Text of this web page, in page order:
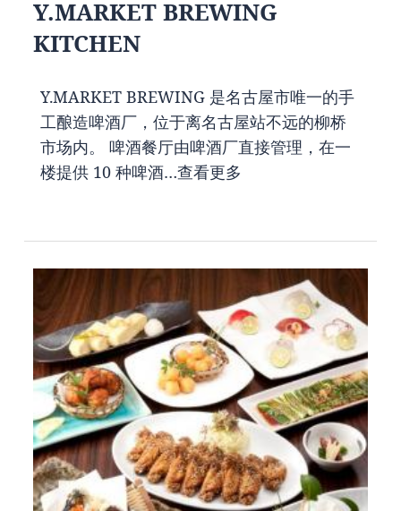
Y.MARKET BREWING
KITCHEN
Y.MARKET BREWING 是名古屋市唯一的手
工酿造啤酒厂，位于离名古屋站不远的柳桥
市场内。 啤酒餐厅由啤酒厂直接管理，在一
楼提供 10 种啤酒…查看更多